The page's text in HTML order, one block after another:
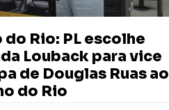
do Rio: PL escolhe
Louback para vice
de Douglas Ruas ao
do Rio